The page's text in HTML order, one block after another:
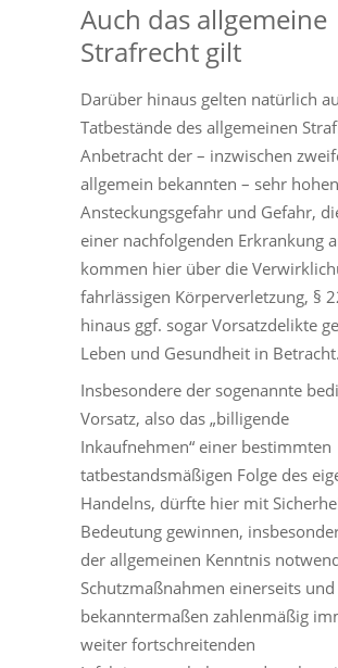
Auch das allgemeine
Strafrecht gilt
Darüber hinaus gelten natürlich
Tatbestände des allgemeinen
Anbetracht der – inzwischen
allgemein bekannten – sehr hohen
Ansteckungsgefahr und Gefahr,
einer nachfolgenden Erkrankung
kommen hier über die
fahrlässigen Körperverletzung, §
hinaus ggf. sogar Vorsatzdelikte
Leben und Gesundheit in Betracht.
Insbesondere der sogenannte
Vorsatz, also das „billigende
Inkaufnehmen“ einer bestimmten
tatbestandsmäßigen Folge des
Handelns, dürfte hier mit
Bedeutung gewinnen,
der allgemeinen Kenntnis
Schutzmaßnahmen einerseits
bekanntermaßen zahlenmäßig
weiter fortschreitenden